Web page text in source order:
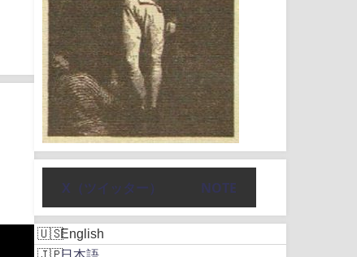
X（ツイッター） NOTE
English